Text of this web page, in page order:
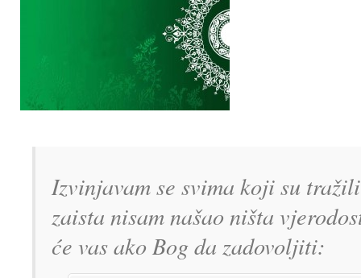
Izvinjavam se svima koji su
zaista nisam našao ništa
će vas ako Bog da zadovoljiti: